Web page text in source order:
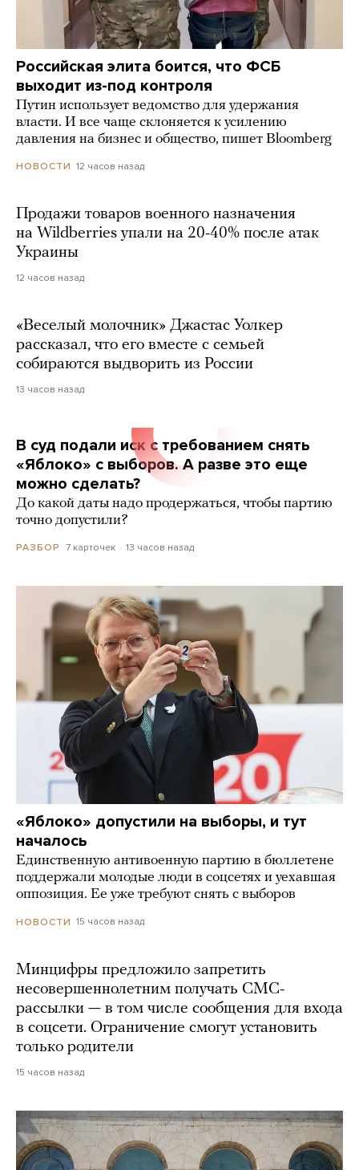
Российская элита боится, что ФСБ
выходит из-под контроля
Путин использует ведомство для удержания
власти. И все чаще склоняется к усилению
давления на бизнес и общество, пишет Bloomberg
НОВОСТИ 12 часов назад
Продажи товаров военного назначения
на Wildberries упали на 20-40% после атак
Украины
12 часов назад
«Веселый молочник» Джастас Уолкер
рассказал, что его вместе с семьей
собираются выдворить из России
13 часов назад
В суд подали иск с требованием снять
«Яблоко» с выборов. А разве это еще
можно сделать?
До какой даты надо продержаться, чтобы партию
точно допустили?
РАЗБОР 7 карточек 13 часов назад
«Яблоко» допустили на выборы, и тут
началось
Единственную антивоенную партию в бюллетене
поддержали молодые люди в соцсетях и уехавшая
оппозиция. Ее уже требуют снять с выборов
НОВОСТИ 15 часов назад
Минцифры предложило запретить
несовершеннолетним получать СМС-
рассылки — в том числе сообщения для входа
в соцсети. Ограничение смогут установить
только родители
15 часов назад